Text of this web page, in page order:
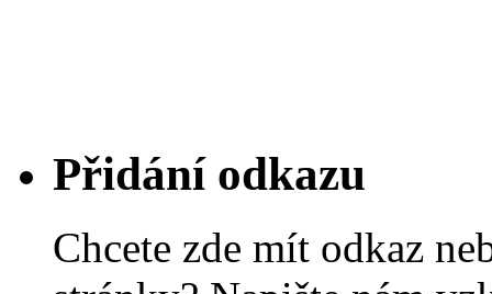
Přidání odkazu
Chcete zde mít odkaz